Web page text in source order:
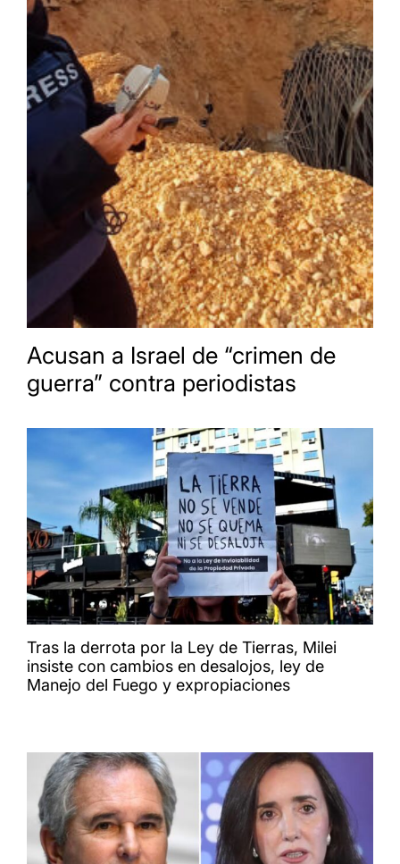
Acusan a Israel de “crimen de
guerra” contra periodistas
Tras la derrota por la Ley de Tierras, Milei
insiste con cambios en desalojos, ley de
Manejo del Fuego y expropiaciones